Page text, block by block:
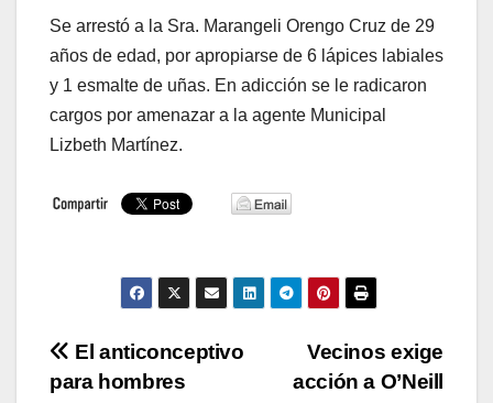
Se arrestó a la Sra. Marangeli Orengo Cruz de 29
años de edad, por apropiarse de 6 lápices labiales
y 1 esmalte de uñas. En adicción se le radicaron
cargos por amenazar a la agente Municipal
Lizbeth Martínez.
Navegación
Vecinos exige
acción a O’Neill
El anticonceptivo
para hombres